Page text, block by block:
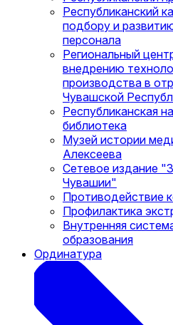
Республиканский
подбору и
персонала
Региональный
внедрению
производства в
Чувашской
Республиканская
библиотека
Музей истории
Алексеева
Сетевое издание
Чувашии"
Противодействие
Профилактика
Внутренняя
образования
Ординатура